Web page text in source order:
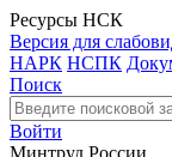
Ресурсы НСК
Версия для
НАРК НСПК
Поиск
Войти
Минтруд России